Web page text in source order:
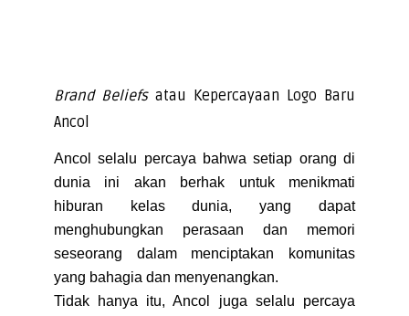
Brand Beliefs atau Kepercayaan Logo Baru
Ancol
Ancol selalu percaya bahwa setiap orang di
dunia ini akan berhak untuk menikmati
hiburan kelas dunia, yang dapat
menghubungkan perasaan dan memori
seseorang dalam menciptakan komunitas
yang bahagia dan menyenangkan.
Tidak hanya itu, Ancol juga selalu percaya